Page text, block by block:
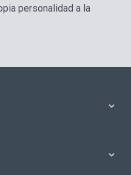
personalidad a la